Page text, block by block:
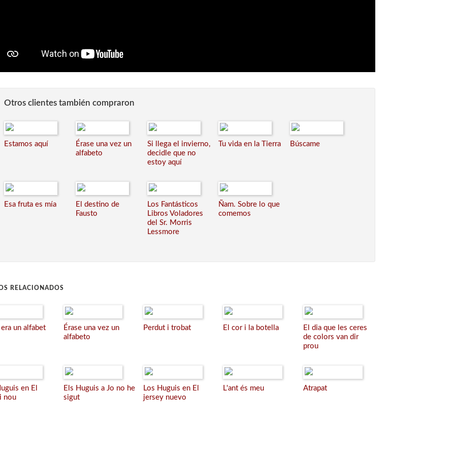
Otros clientes también compraron
Estamos aquí
Érase una vez un
alfabeto
Si llega el invierno,
decidle que no
estoy aquí
Tu vida en la Tierra Búscame
Esa fruta es mía
El destino de
Fausto
Los Fantásticos
Libros Voladores
del Sr. Morris
Lessmore
Ñam. Sobre lo que
comemos
RELACIONADOS
un alfabet
Érase una vez un
alfabeto
Perdut i trobat El cor i la botella
El dia que les ceres
de colors van dir
prou
en El
nou
Els Huguis a Jo no he
sigut
Los Huguis en El
jersey nuevo
L'ant és meu Atrapat